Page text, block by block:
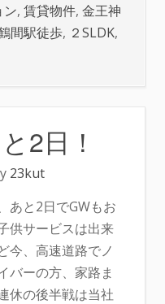
ン, 賃貸物件, 金王神
間駅徒歩, ２SLDK,
2日！
23kut
あと2日でGWもお
供サービスは出来
今、高速道路でノ
バーの方、家路ま
休の後半戦は当社